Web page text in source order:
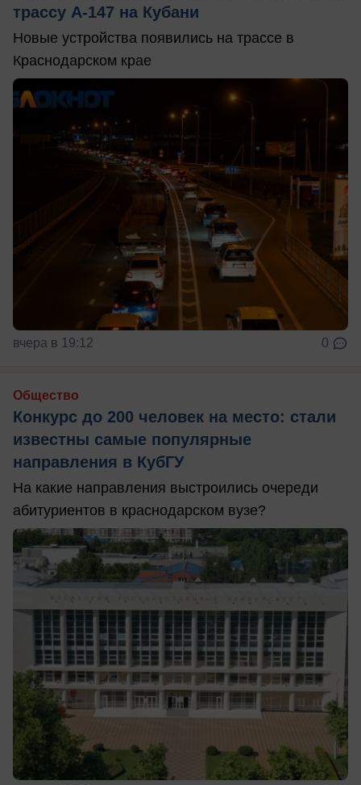
трассу А-147 на Кубани
Новые устройства появились на трассе в
Краснодарском крае
вчера в 19:12 0
Общество
Конкурс до 200 человек на место: стали
известны самые популярные
направления в КубГУ
На какие направления выстроились очереди
абитуриентов в краснодарском вузе?